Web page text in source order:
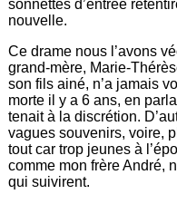
sonnettes d’entrée
nouvelle.
Ce drame nous l’avons
grand-mère, Marie-
son fils ainé, n’a jamais
morte il y a 6 ans, en
tenait à la discrétion.
vagues souvenirs, voire,
tout car trop jeunes à
comme mon frère André,
qui suivirent.